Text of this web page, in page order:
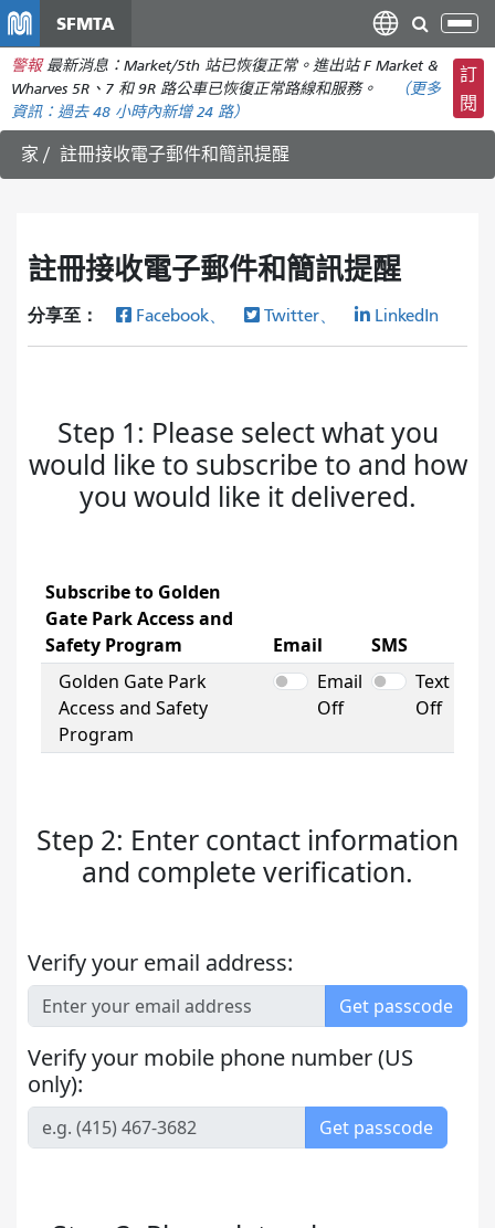
主
要
容
SFMTA
切
換
導
航
警報 最新消息：Market/5th 站已恢復正常。進出站 F Market &
Wharves 5R、7 和 9R 路公車已恢復正常路線和服務。
（更多
資訊： 過去 48 小時內新增 24 路）
訂
閱
家 註冊接收電子郵件和簡訊提醒
註冊接收電子郵件和簡訊提醒
分享至： Facebook、 Twitter、 LinkedIn